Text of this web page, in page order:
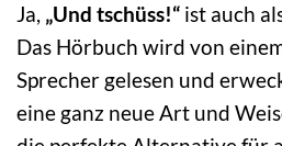
Ja, „Und tschüss!“ ist auch
Das Hörbuch wird von
Sprecher gelesen und
eine ganz neue Art und